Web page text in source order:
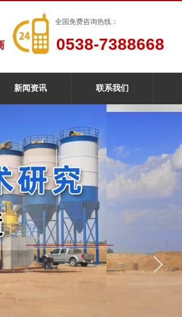
全国免费咨询热线：
0538-7388668
新闻资讯 联系我们